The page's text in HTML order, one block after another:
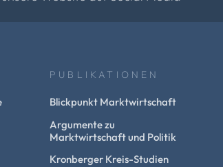
PUBLIKATIONEN
Blickpunkt Marktwirtschaft
Argumente zu
Marktwirtschaft und Politik
Kronberger Kreis-Studien